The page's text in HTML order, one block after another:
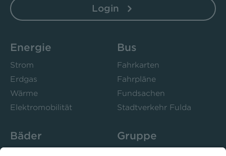
Login
Energie
Strom
Erdgas
Wärme
Elektromobilität
Bus
Fahrkarten
Fahrpläne
Fundsachen
Stadtverkehr Fulda
Bäder Gruppe